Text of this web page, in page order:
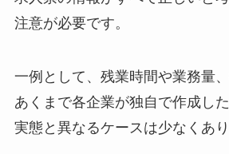
注意が必要です。
一例として、残業時間や業務量
あくまで各企業が独自で作成し
実態と異なるケースは少なくあり